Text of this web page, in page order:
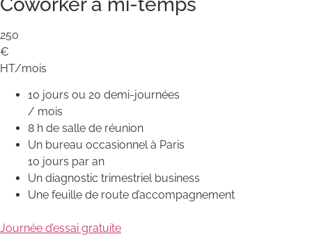
250
€
HT/mois
10 jours ou 20 demi-journées
/ mois
8 h de salle de réunion
Un bureau occasionnel à Paris
10 jours par an
Un diagnostic trimestriel business
Une feuille de route d’accompagnement
Journée d’essai gratuite